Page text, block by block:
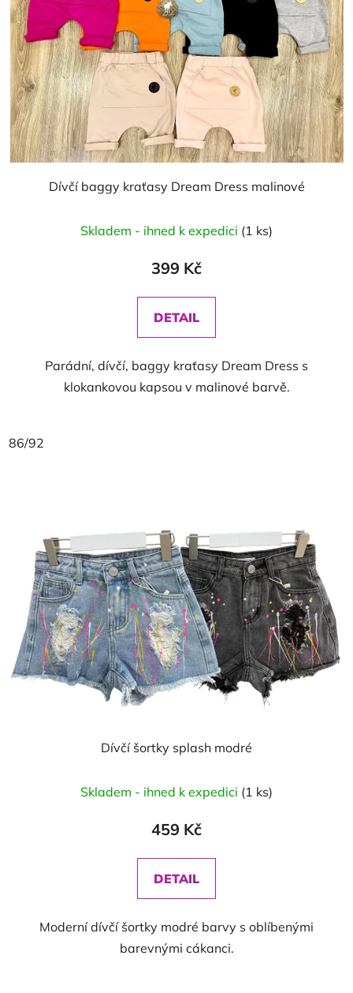
Dívčí baggy kraťasy Dream Dress malinové
Skladem - ihned k expedici (1 ks)
399 Kč
DETAIL
Parádní, dívčí, baggy kraťasy Dream Dress s
klokankovou kapsou v malinové barvě.
86/92
Dívčí šortky splash modré
Skladem - ihned k expedici (1 ks)
459 Kč
DETAIL
Moderní dívčí šortky modré barvy s oblíbenými
barevnými cákanci.